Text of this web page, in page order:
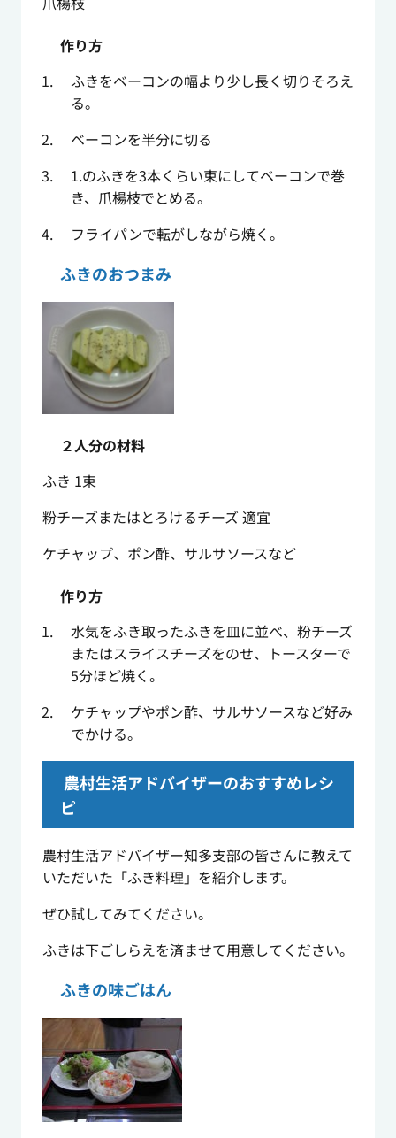
作り方
ふきをベーコンの幅より少し長く切りそろえ
る。
ベーコンを半分に切る
1.のふきを3本くらい束にしてベーコンで巻
き、爪楊枝でとめる。
フライパンで転がしながら焼く。
ふきのおつまみ
２人分の材料
ふき 1束
粉チーズまたはとろけるチーズ 適宜
ケチャップ、ポン酢、サルサソースなど
作り方
水気をふき取ったふきを皿に並べ、粉チーズ
またはスライスチーズをのせ、トースターで
5分ほど焼く。
ケチャップやポン酢、サルサソースなど好み
でかける。
農村生活アドバイザーのおすすめレシ
ピ
農村生活アドバイザー知多支部の皆さんに教えて
いただいた「ふき料理」を紹介します。
ぜひ試してみてください。
ふきは下ごしらえを済ませて用意してください。
ふきの味ごはん